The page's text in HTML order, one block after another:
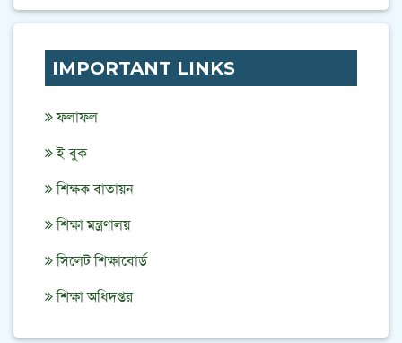
IMPORTANT LINKS
ফলাফল
ই-বুক
শিক্ষক বাতায়ন
শিক্ষা মন্ত্রণালয়
সিলেট শিক্ষাবোর্ড
শিক্ষা অধিদপ্তর